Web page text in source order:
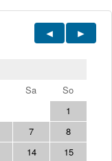
Sa
So
1
7
8
14
15